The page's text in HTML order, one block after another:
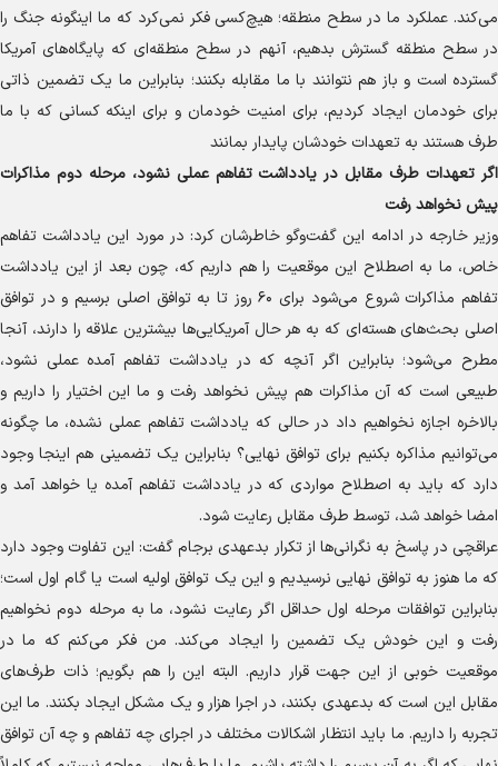
می‌کند. عملکرد ما در سطح منطقه؛ هیچ‌کسی فکر نمی‌کرد که ما اینگونه جنگ را
در سطح منطقه گسترش بدهیم، آنهم در سطح منطقه‌ای که پایگاه‌های آمریکا
گسترده است و باز هم نتوانند با ما مقابله بکنند؛ بنابراین ما یک تضمین ذاتی
برای خودمان ایجاد کردیم، برای امنیت خودمان و برای اینکه کسانی که با ما
طرف هستند به تعهدات خودشان پایدار بمانند
اگر تعهدات طرف مقابل در یادداشت تفاهم عملی نشود، مرحله دوم مذاکرات
پیش نخواهد رفت
وزیر خارجه در ادامه این گفت‌و‌گو خاطرشان کرد: در مورد این یادداشت تفاهم
خاص، ما به اصطلاح این موقعیت را هم داریم که، چون بعد از این یادداشت
تفاهم مذاکرات شروع می‌شود برای ۶۰ روز تا به توافق اصلی برسیم و در توافق
اصلی بحث‌های هسته‌ای که به هر حال آمریکایی‌ها بیشترین علاقه را دارند، آنجا
مطرح می‌شود؛ بنابراین اگر آنچه که در یادداشت تفاهم آمده عملی نشود،
طبیعی است که آن مذاکرات هم پیش نخواهد رفت و ما این اختیار را داریم و
بالاخره اجازه نخواهیم داد در حالی که یادداشت تفاهم عملی نشده، ما چگونه
می‌توانیم مذاکره بکنیم برای توافق نهایی؟ بنابراین یک تضمینی هم اینجا وجود
دارد که باید به اصطلاح مواردی که در یادداشت تفاهم آمده یا خواهد آمد و
امضا خواهد شد، توسط طرف مقابل رعایت شود.
عراقچی در پاسخ به نگرانی‌ها از تکرار بدعهدی برجام گفت: این تفاوت وجود دارد
که ما هنوز به توافق نهایی نرسیدیم و این یک توافق اولیه است یا گام اول است؛
بنابراین توافقات مرحله اول حداقل اگر رعایت نشود، ما به مرحله دوم نخواهیم
رفت و این خودش یک تضمین را ایجاد می‌کند. من فکر می‌کنم که ما در
موقعیت خوبی از این جهت قرار داریم. البته این را هم بگویم؛ ذات طرف‌های
مقابل این است که بدعهدی بکنند، در اجرا هزار و یک مشکل ایجاد بکنند. ما این
تجربه را داریم. ما باید انتظار اشکالات مختلف در اجرای چه تفاهم و چه آن توافق